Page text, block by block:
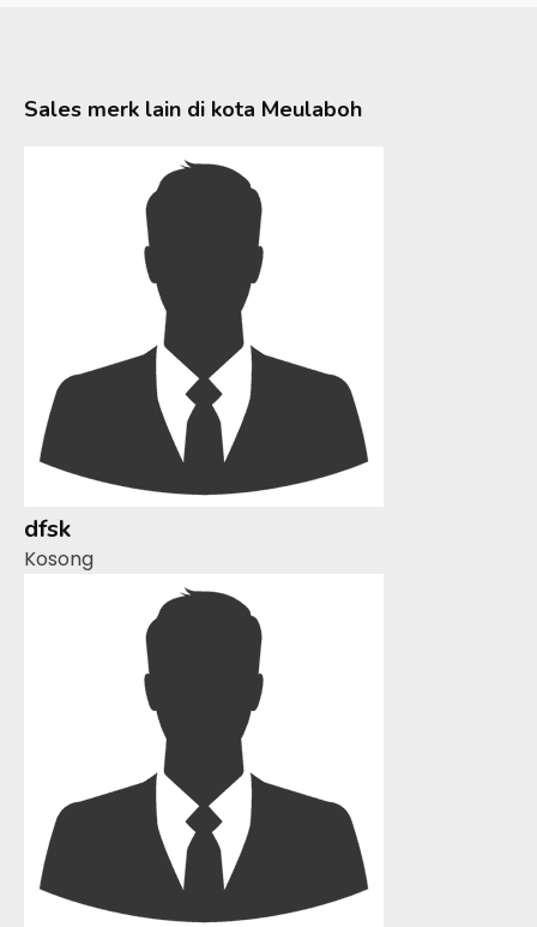
Sales merk lain di kota Meulaboh
dfsk
Kosong